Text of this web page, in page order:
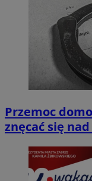
Przemoc
znęcać się